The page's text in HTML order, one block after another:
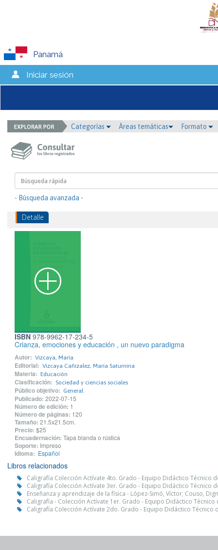
Panamá
Iniciar sesión
Categorías Áreas temáticas Formato
- Búsqueda avanzada -
Detalle
ISBN 978-9962-17-234-5
Crianza, emociones y educación , un nuevo paradigma
Autor: Vizcaya, María
Editorial: Vizcaya Cañizalez, María Saturnina
Materia: Educación
Clasificación: Sociedad y ciencias sociales
Público objetivo: General
Publicado: 2022-07-15
Número de edición: 1
Número de páginas: 120
Tamaño: 21.5x21.5cm.
Precio: $25
Encuadernación: Tapa blanda o rústica
Soporte: Impreso
Idioma: Español
Libros relacionados
Caligrafía Colección Actívate 4to. Grado - Equipo Didáctico Técnico
Caligrafía Colección Actívate 3er. Grado - Equipo Didáctico Técnico
Enseñanza y aprendizaje de la física - López-Simó, Víctor; Couso,
Caligrafía - Colección Actívate 1er. Grado - Equipo Didáctico Técnico
Caligrafía Colección Actívate 2do. Grado - Equipo Didáctico Técnico